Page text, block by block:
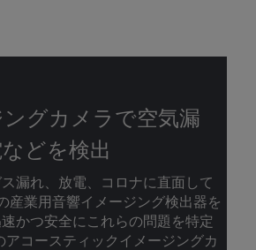
グカメラで空気漏
どを検出
漏れ、放電、コロナに直面して
産業用音響イメージング検出器を
かつ安全にこれらの問題を特定
アコースティックイメージングカ